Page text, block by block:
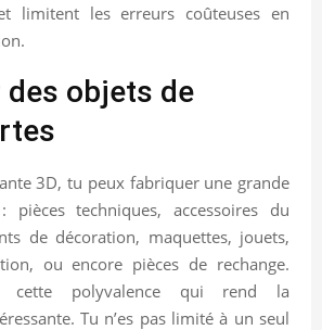
limitent les erreurs coûteuses en
des objets de
3D, tu peux fabriquer une grande
pièces techniques, accessoires du
de décoration, maquettes, jouets,
ou encore pièces de rechange.
cette polyvalence qui rend la
Tu n’es pas limité à un seul